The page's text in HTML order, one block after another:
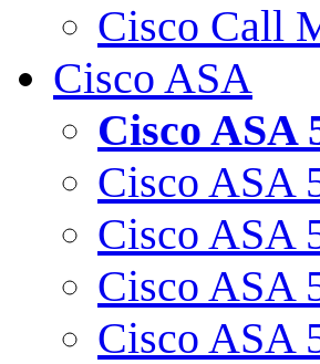
Cisco Call
Cisco ASA
Cisco ASA
Cisco ASA
Cisco ASA
Cisco ASA
Cisco ASA